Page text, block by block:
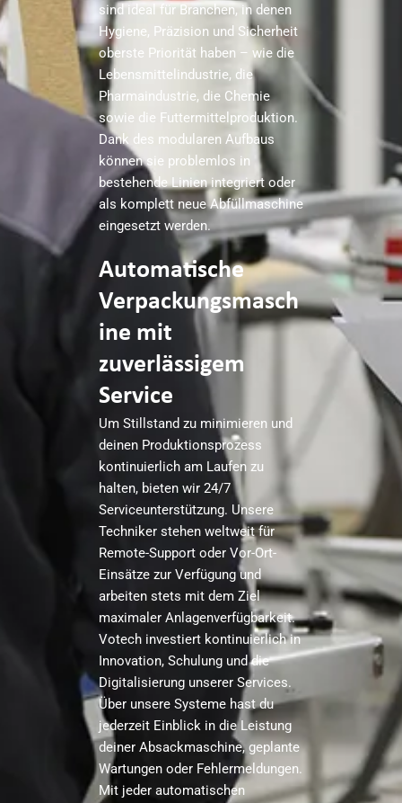
sind ideal für Branchen, in denen
Hygiene, Präzision und Sicherheit
oberste Priorität haben – wie die
Lebensmittelindustrie, die
Pharmaindustrie, die Chemie
sowie die Futtermittelproduktion.
Dank des modularen Aufbaus
können sie problemlos in
bestehende Linien integriert oder
als komplett neue Abfüllmaschine
eingesetzt werden.
Automatische
Verpackungsmasch
ine mit
zuverlässigem
Service
Um Stillstand zu minimieren und
deinen Produktionsprozess
kontinuierlich am Laufen zu
halten, bieten wir 24/7
Serviceunterstützung. Unsere
Techniker stehen weltweit für
Remote-Support oder Vor-Ort-
Einsätze zur Verfügung und
arbeiten stets mit dem Ziel
maximaler Anlagenverfügbarkeit.
Votech investiert kontinuierlich in
Innovation, Schulung und die
Digitalisierung unserer Services.
Über unsere Systeme hast du
jederzeit Einblick in die Leistung
deiner Absackmaschine, geplante
Wartungen oder Fehlermeldungen.
Mit jeder automatischen